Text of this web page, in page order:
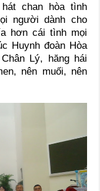
chan hòa tình
người dành cho
hơn cái tình mọi
Huynh đoàn Hòa
Lý, hăng hái
nên muối, nên